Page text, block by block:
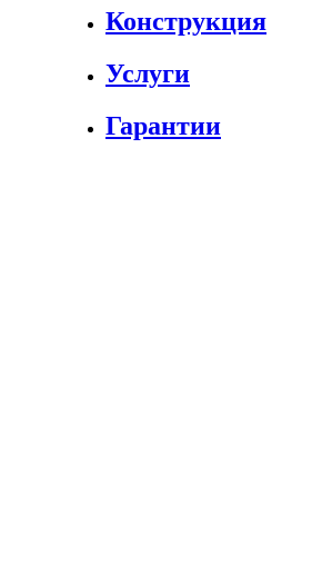
Конструкция
Услуги
Гарантии